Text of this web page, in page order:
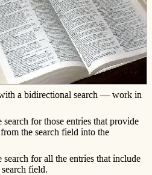
a bidirectional search — work in
search for those entries that provide
the search field into the
search for all the entries that include
field.